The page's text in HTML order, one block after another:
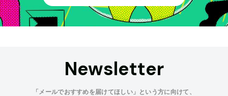
Newsletter
「メールでおすすめを届けてほしい」という方に向けて、